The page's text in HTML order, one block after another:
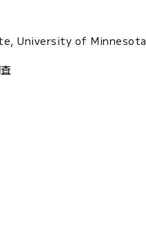
University of Minnesota